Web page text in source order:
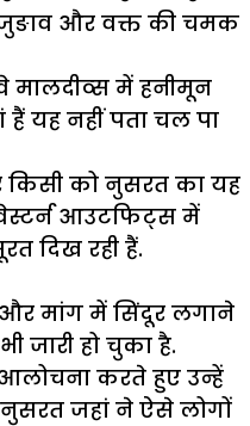
और वक्त की चमक
मालदीव्स में हनीमून
यह नहीं पता चल पा
किसी को नुसरत का यह
आउटफिट्स में
दिख रही हैं.
और मांग में सिंदूर लगाने
जारी हो चुका है.
करते हुए उन्हें
नुसरत जहां ने ऐसे लोगों